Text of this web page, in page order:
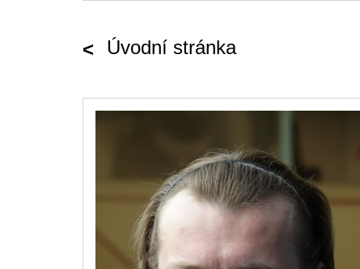
Úvodní stránka